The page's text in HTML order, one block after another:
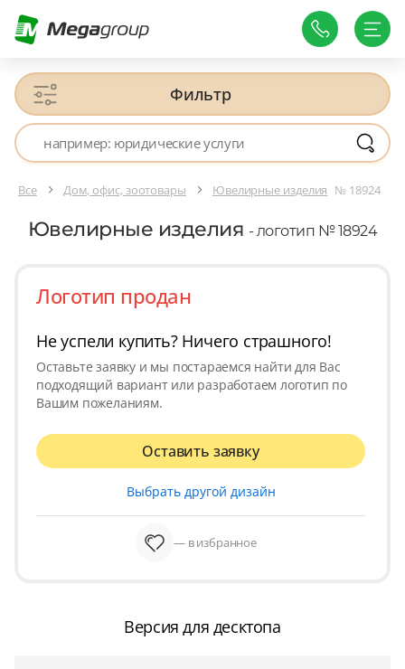
Фильтр
Все Дом, офис, зоотовары Ювелирные изделия № 18924
Ювелирные изделия - логотип № 18924
Логотип продан
Не успели купить? Ничего страшного!
Оставьте заявку и мы постараемся найти для Вас
подходящий вариант или разработаем логотип по
Вашим пожеланиям.
Оставить заявку
Выбрать другой дизайн
— в избранное
Версия для десктопа